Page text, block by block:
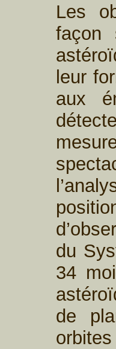
Les
façon
leur
aux
du
34
de